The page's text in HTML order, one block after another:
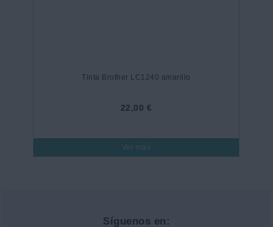
Tinta Brother LC1240 amarillo
22,00 €
Ver más
Síguenos en: